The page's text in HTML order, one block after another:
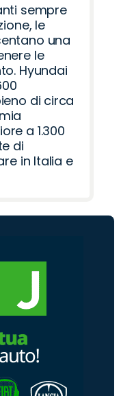
sempre
le
una
le
Hyundai
di circa
a 1.300
di
in Italia e